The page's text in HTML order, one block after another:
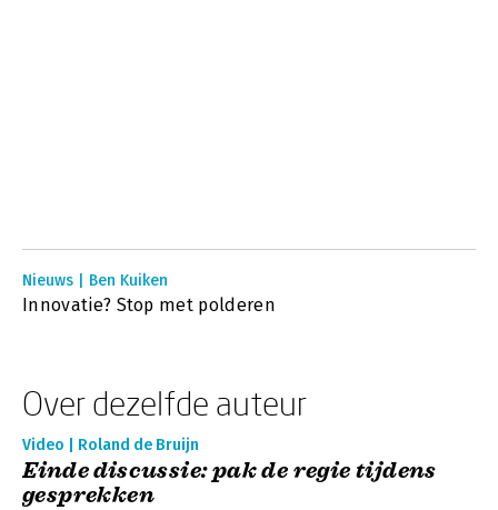
Nieuws | Ben Kuiken
Innovatie? Stop met polderen
Over dezelfde auteur
Video | Roland de Bruijn
Einde discussie: pak de regie tijdens
gesprekken